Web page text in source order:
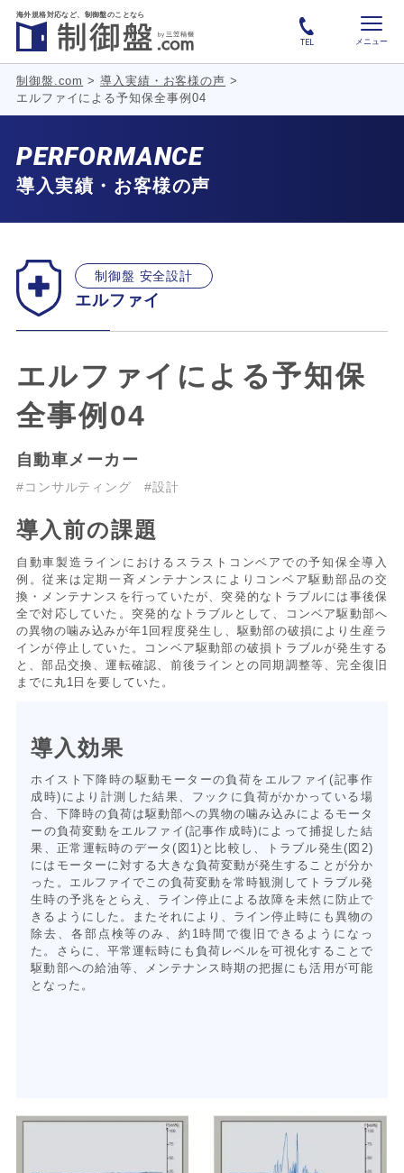
海外規格対応など、 制御盤のことなら
TEL メニュー
制御盤.com >導入実績・お客様の声 >
エルファイによる予知保全事例04
PERFORMANCE
導入実績・お客様の声
制御盤 安全設計
エルファイ
エルファイによる予知保
全事例04
自動車メーカー
#コンサルティング #設計
導入前の課題
自動車製造ラインにおけるスラストコンベアでの予知保全導入
例。従来は定期一斉メンテナンスによりコンベア駆動部品の交
換・メンテナンスを行っていたが、突発的なトラブルには事後保
全で対応していた。突発的なトラブルとして、コンベア駆動部へ
の異物の噛み込みが年1回程度発生し、駆動部の破損により生産ラ
インが停止していた。コンベア駆動部の破損トラブルが発生する
と、部品交換、運転確認、前後ラインとの同期調整等、完全復旧
までに丸1日を要していた。
導入効果
ホイスト下降時の駆動モーターの負荷をエルファイ(記事作
成時)により計測した結果、フックに負荷がかかっている場
合、下降時の負荷は駆動部への異物の噛み込みによるモータ
ーの負荷変動をエルファイ(記事作成時)によって捕捉した結
果、正常運転時のデータ(図1)と比較し、トラブル発生(図2)
にはモーターに対する大きな負荷変動が発生することが分か
った。エルファイでこの負荷変動を常時観測してトラブル発
生時の予兆をとらえ、ライン停止による故障を未然に防止で
きるようにした。またそれにより、ライン停止時にも異物の
除去、各部点検等のみ、約1時間で復旧できるようになっ
た。さらに、平常運転時にも負荷レベルを可視化することで
駆動部への給油等、メンテナンス時期の把握にも活用が可能
となった。